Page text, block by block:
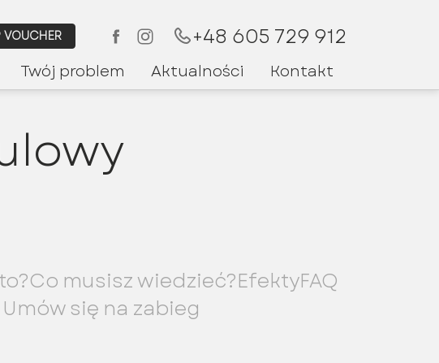
Twój problem Aktualności Kontakt
VOUCHER +48 605 729 912
Co musisz wiedzieć?EfektyFAQ
Umów się na zabieg